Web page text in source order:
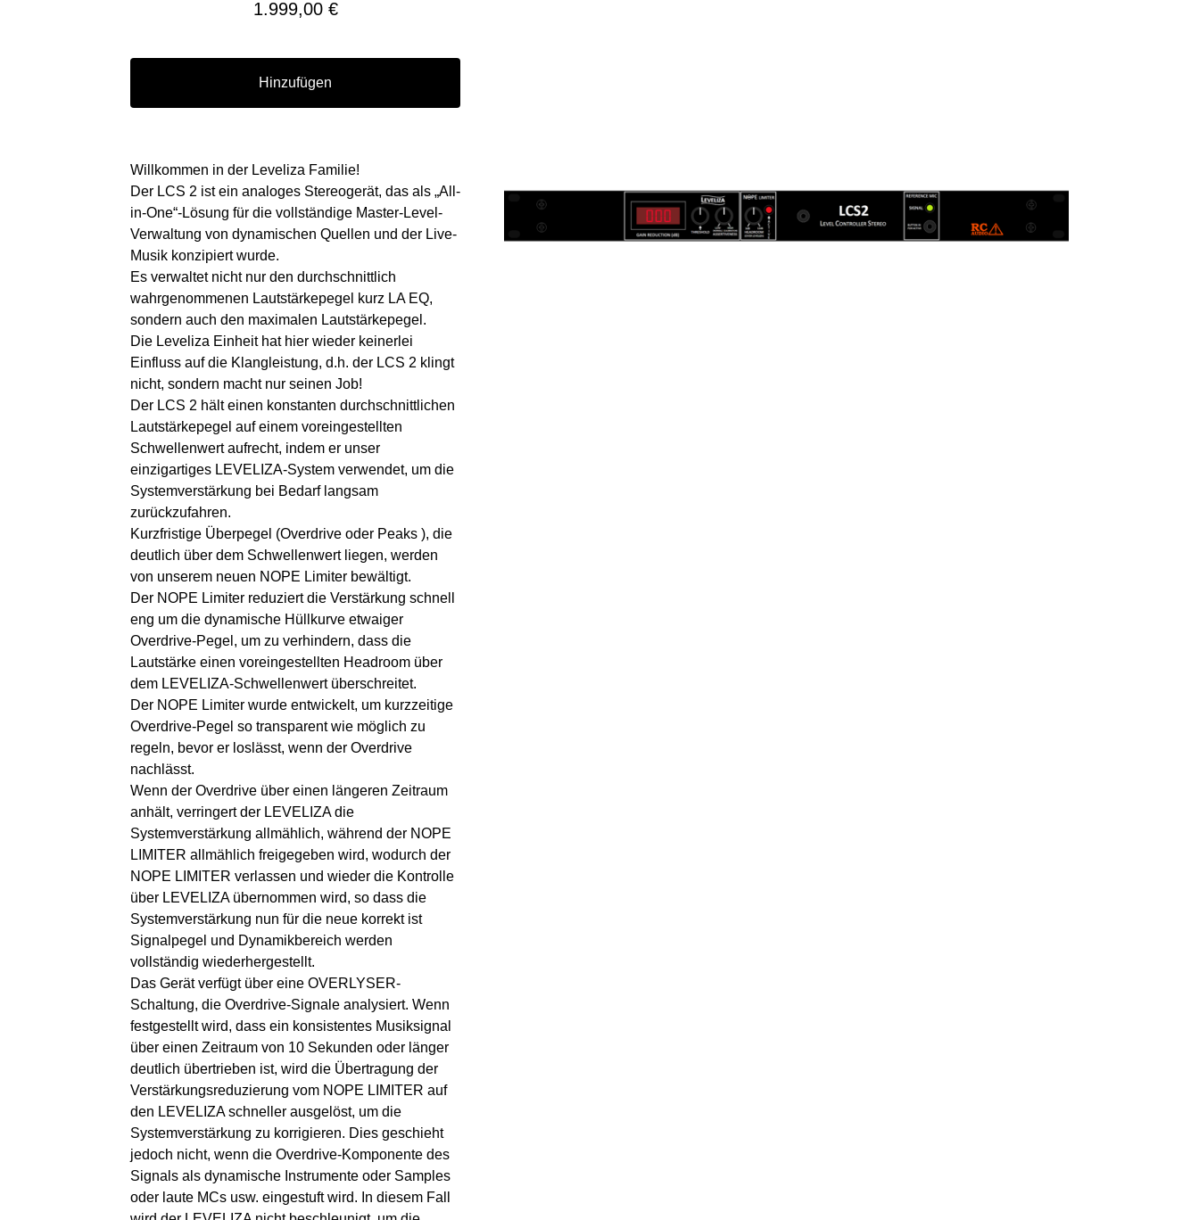
1.999,00 €
Hinzufügen
Willkommen in der Leveliza Familie!
Der LCS 2 ist ein analoges Stereogerät, das als „All-
in-One“-Lösung für die vollständige Master-Level-
Verwaltung von dynamischen Quellen und der Live-
Musik konzipiert wurde.
Es verwaltet nicht nur den durchschnittlich
wahrgenommenen Lautstärkepegel kurz LA EQ,
sondern auch den maximalen Lautstärkepegel.
Die Leveliza Einheit hat hier wieder keinerlei
Einfluss auf die Klangleistung, d.h. der LCS 2 klingt
nicht, sondern macht nur seinen Job!
Der LCS 2 hält einen konstanten durchschnittlichen
Lautstärkepegel auf einem voreingestellten
Schwellenwert aufrecht, indem er unser
einzigartiges LEVELIZA-System verwendet, um die
Systemverstärkung bei Bedarf langsam
zurückzufahren.
Kurzfristige Überpegel (Overdrive oder Peaks ), die
deutlich über dem Schwellenwert liegen, werden
von unserem neuen NOPE Limiter bewältigt.
Der NOPE Limiter reduziert die Verstärkung schnell
eng um die dynamische Hüllkurve etwaiger
Overdrive-Pegel, um zu verhindern, dass die
Lautstärke einen voreingestellten Headroom über
dem LEVELIZA-Schwellenwert überschreitet.
Der NOPE Limiter wurde entwickelt, um kurzzeitige
Overdrive-Pegel so transparent wie möglich zu
regeln, bevor er loslässt, wenn der Overdrive
nachlässt.
Wenn der Overdrive über einen längeren Zeitraum
anhält, verringert der LEVELIZA die
Systemverstärkung allmählich, während der NOPE
LIMITER allmählich freigegeben wird, wodurch der
NOPE LIMITER verlassen und wieder die Kontrolle
über LEVELIZA übernommen wird, so dass die
Systemverstärkung nun für die neue korrekt ist
Signalpegel und Dynamikbereich werden
vollständig wiederhergestellt.
Das Gerät verfügt über eine OVERLYSER-
Schaltung, die Overdrive-Signale analysiert. Wenn
festgestellt wird, dass ein konsistentes Musiksignal
über einen Zeitraum von 10 Sekunden oder länger
deutlich übertrieben ist, wird die Übertragung der
Verstärkungsreduzierung vom NOPE LIMITER auf
den LEVELIZA schneller ausgelöst, um die
Systemverstärkung zu korrigieren. Dies geschieht
jedoch nicht, wenn die Overdrive-Komponente des
Signals als dynamische Instrumente oder Samples
oder laute MCs usw. eingestuft wird. In diesem Fall